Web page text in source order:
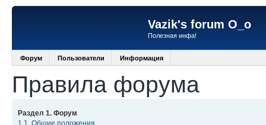
Vazik's forum O_o
Полезная инфа!
Форум Пользователи Информация
Правила форума
Раздел 1. Форум
1.1. Общие положения